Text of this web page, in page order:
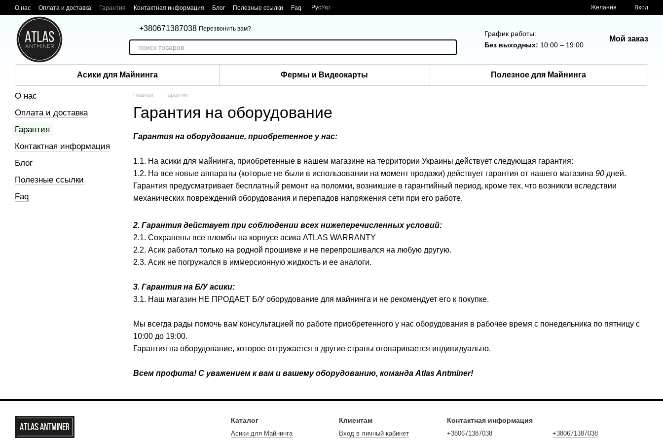
Перейти к основному контенту
О нас Оплата и доставка Гарантия Контактная информация Блог Полезные ссылки Faq РусУкр Желания Вход
+380671387038 Перезвонить вам?
График работы:
Без выходных: 10:00 – 19:00
Мой заказ
Асики для Майнинга Фермы и Видеокарты Полезное для Майнинга
Главная Гарантия
Гарантия на оборудование
Гарантия на оборудование, приобретенное у нас:
1.1. На асики для майнинга, приобретенные в нашем магазине на территории Украины действует следующая гарантия:
1.2. На все новые аппараты (которые не были в использовании на момент продажи) действует гарантия от нашего магазина 90 дней.
Гарантия предусматривает бесплатный ремонт на поломки, возникшие в гарантийный период, кроме тех, что возникли вследствии
механических повреждений оборудования и перепадов напряжения сети при его работе.
2. Гарантия действует при соблюдении всех нижеперечисленных условий:
2.1. Сохранены все пломбы на корпусе асика ATLAS WARRANTY
2.2. Асик работал только на родной прошивке и не перепрошивался на любую другую.
2.3. Асик не погружался в иммерсионную жидкость и ее аналоги.
3. Гарантия на Б/У асики:
3.1. Наш магазин НЕ ПРОДАЕТ Б/У оборудование для майнинга и не рекомендует его к покупке.
Мы всегда рады помочь вам консультацией по работе приобретенного у нас оборудования в рабочее время с понедельника по пятницу с
10:00 до 19:00.
Гарантия на оборудование, которое отгружается в другие страны оговаривается индивидуально.
Всем профита! С уважением к вам и вашему оборудованию, команда Atlas Antminer!
О нас
Оплата и доставка
Гарантия
Контактная информация
Блог
Полезные ссылки
Faq
Каталог
Асики для Майнинга
Клиентам
Вход в личный кабинет
Контактная информация
+380671387038 +380671387038